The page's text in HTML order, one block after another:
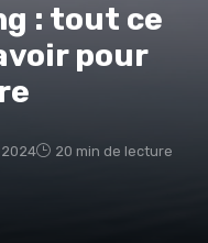
: tout ce
pour
20 min de lecture